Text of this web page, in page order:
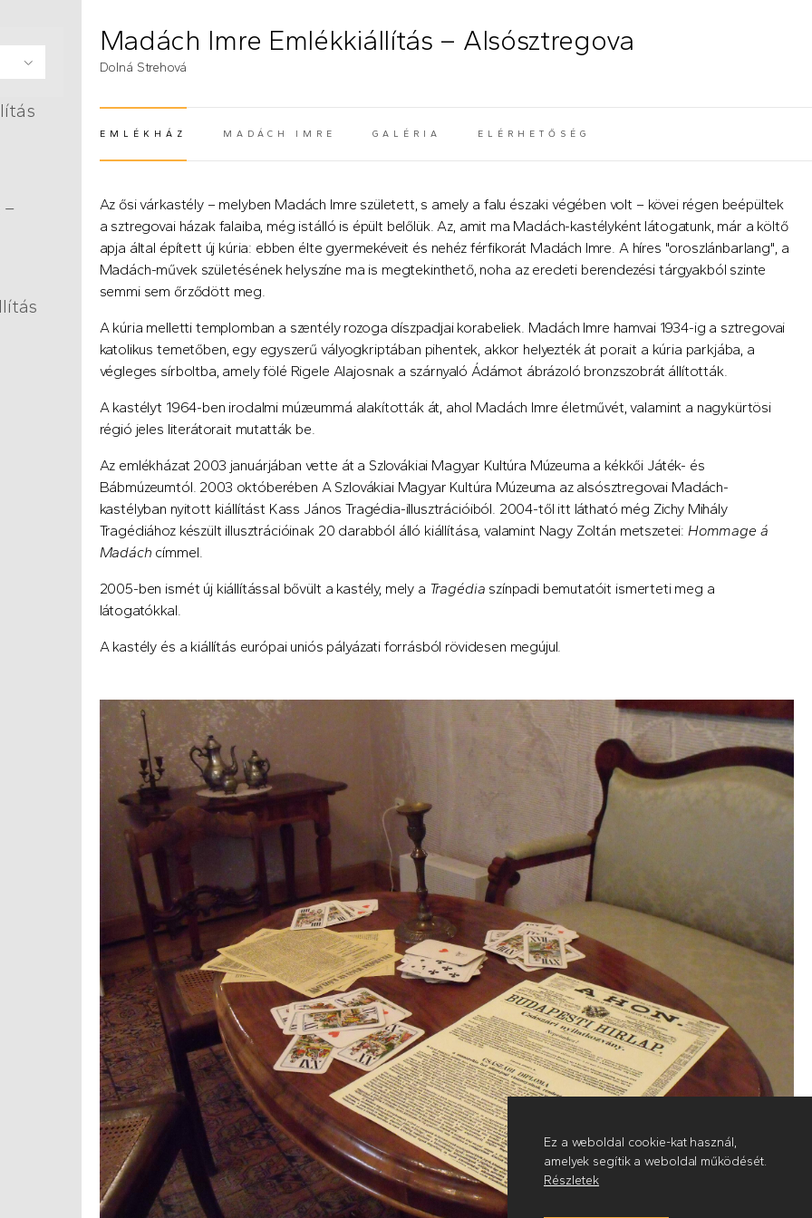
Madách Imre Emlékkiállítás – Alsósztregova
Dolná Strehová
EMLÉKHÁZ
MADÁCH IMRE GALÉRIA ELÉRHETŐSÉG
Az ősi várkastély – melyben Madách Imre született, s amely a falu északi végében volt – kövei régen beépültek
a sztregovai házak falaiba, még istálló is épült belőlük. Az, amit ma Madách-kastélyként látogatunk, már a költő
apja által épített új kúria: ebben élte gyermekéveit és nehéz férfikorát Madách Imre. A híres "oroszlánbarlang", a
Madách-művek születésének helyszíne ma is megtekinthető, noha az eredeti berendezési tárgyakból szinte
semmi sem őrződött meg.
A kúria melletti templomban a szentély rozoga díszpadjai korabeliek. Madách Imre hamvai 1934-ig a sztregovai
katolikus temetőben, egy egyszerű vályogkriptában pihentek, akkor helyezték át porait a kúria parkjába, a
végleges sírboltba, amely fölé Rigele Alajosnak a szárnyaló Ádámot ábrázoló bronzszobrát állították.
A kastélyt 1964-ben irodalmi múzeummá alakították át, ahol Madách Imre életművét, valamint a nagykürtösi
régió jeles literátorait mutatták be.
Az emlékházat 2003 januárjában vette át a Szlovákiai Magyar Kultúra Múzeuma a kékkői Játék- és
Bábmúzeumtól. 2003 októberében A Szlovákiai Magyar Kultúra Múzeuma az alsósztregovai Madách-
kastélyban nyitott kiállítást Kass János Tragédia-illusztrációiból. 2004-től itt látható még Zichy Mihály
Tragédiához készült illusztrációinak 20 darabból álló kiállítása, valamint Nagy Zoltán metszetei: Hommage á
Madách címmel.
2005-ben ismét új kiállítással bővült a kastély, mely a Tragédia színpadi bemutatóit ismerteti meg a
látogatókkal.
A kastély és a kiállítás európai uniós pályázati forrásból rövidesen megújul.
–
–
––
––
–
–
–
és
–
–Vál
- A
–––
––
Ez a weboldal cookie-kat használ,
amelyek segítik a weboldal működését.
Részletek